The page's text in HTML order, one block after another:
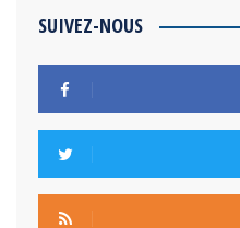
SUIVEZ-NOUS